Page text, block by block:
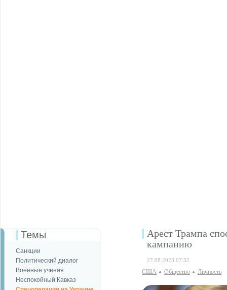
Темы
Санкции
Политический диалог
Военные учения
Неспокойный Кавказ
Арест Трампа
кампанию
27.08.2023 07:32
США Общество Личность